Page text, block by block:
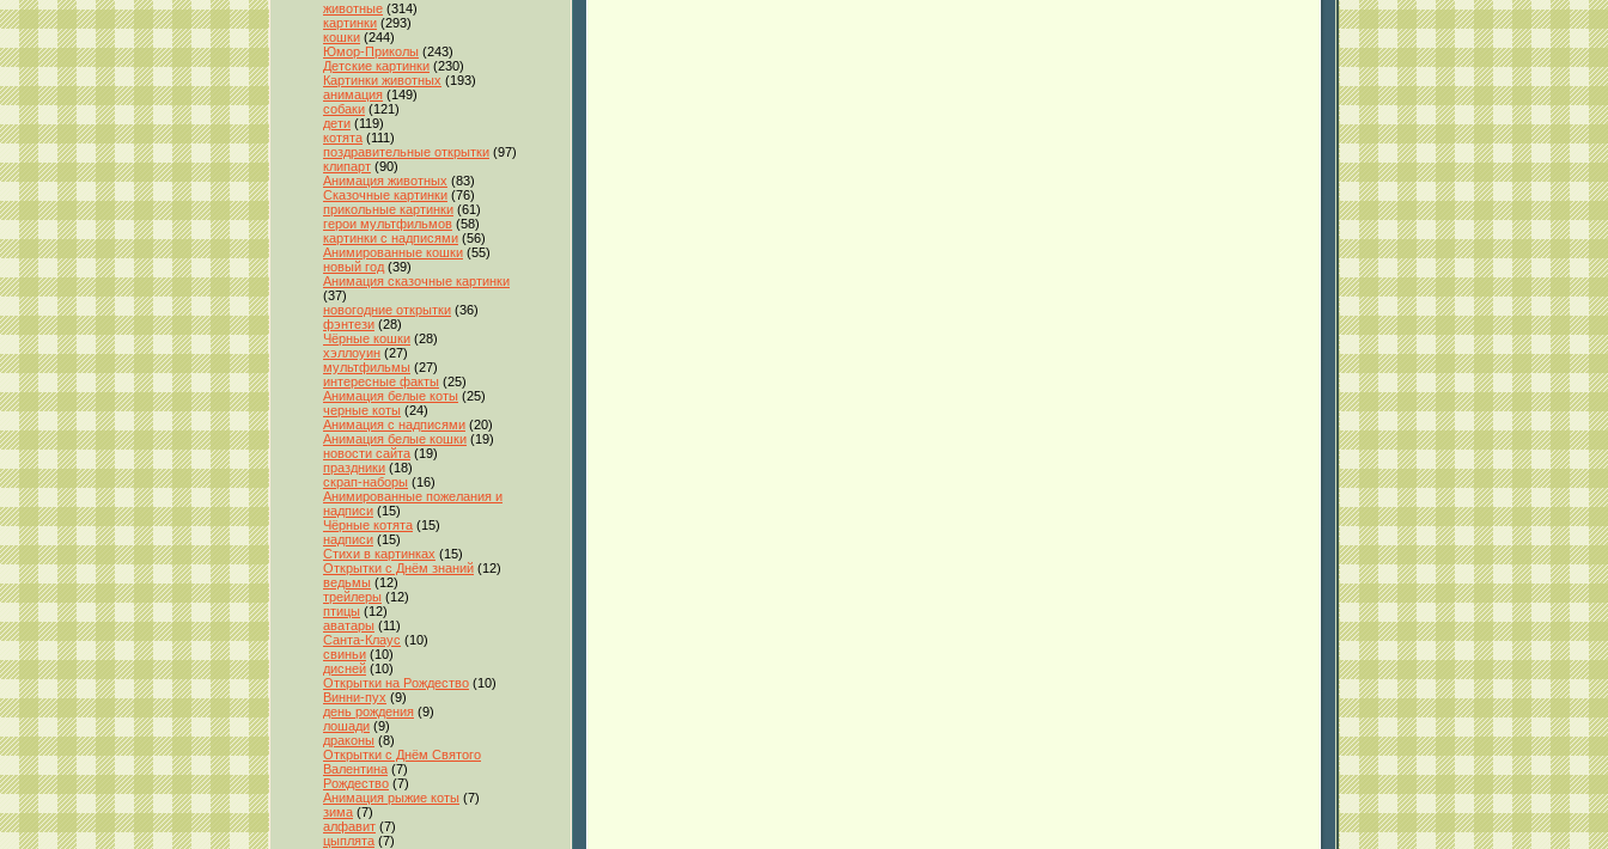
животные (314)
картинки (293)
кошки (244)
Юмор-Приколы (243)
Детские картинки (230)
Картинки животных (193)
анимация (149)
собаки (121)
дети (119)
котята (111)
поздравительные открытки (97)
клипарт (90)
Анимация животных (83)
Сказочные картинки (76)
прикольные картинки (61)
герои мультфильмов (58)
картинки с надписями (56)
Анимированные кошки (55)
новый год (39)
Анимация сказочные картинки
(37)
новогодние открытки (36)
фэнтези (28)
Чёрные кошки (28)
хэллоуин (27)
мультфильмы (27)
интересные факты (25)
Анимация белые коты (25)
черные коты (24)
Анимация с надписями (20)
Анимация белые кошки (19)
новости сайта (19)
праздники (18)
скрап-наборы (16)
Анимированные пожелания и
надписи (15)
Чёрные котята (15)
надписи (15)
Стихи в картинках (15)
Открытки с Днём знаний (12)
ведьмы (12)
трейлеры (12)
птицы (12)
аватары (11)
Санта-Клаус (10)
свиньи (10)
дисней (10)
Открытки на Рождество (10)
Винни-пух (9)
день рождения (9)
лошади (9)
драконы (8)
Открытки с Днём Святого
Валентина (7)
Рождество (7)
Анимация рыжие коты (7)
зима (7)
алфавит (7)
цыплята (7)